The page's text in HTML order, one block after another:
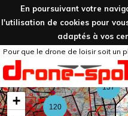
En poursuivant votre
l'utilisation de cookies pour
adaptés à vos
Pour que le drone de loisir soit un
157
120
+